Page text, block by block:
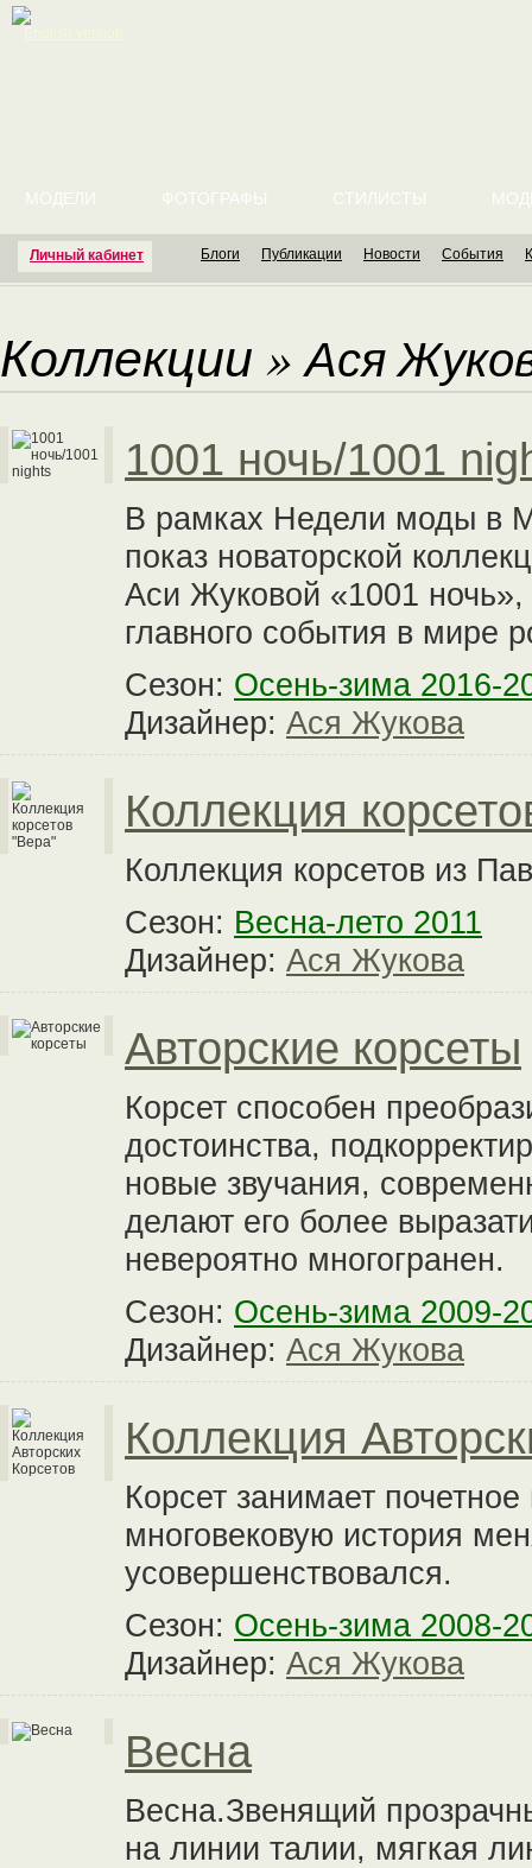
Личный кабинет
МОДЕЛИ ФОТОГРАФЫ СТИЛИСТЫ
Блоги Публикации Новости События
Коллекции »Ася
1001 ночь/1001
В рамках Недели моды в
показ новаторской
Аси Жуковой «1001
главного события в мире
Сезон: Осень-зима 2016-
Дизайнер: Ася Жукова
Коллекция
Коллекция корсетов из
Сезон: Весна-лето 2011
Дизайнер: Ася Жукова
Авторские корсеты
Корсет способен
достоинства,
новые звучания,
делают его более
невероятно многогранен.
Сезон: Осень-зима 2009-
Дизайнер: Ася Жукова
Коллекция
Корсет занимает
многовековую история
усовершенствовался.
Сезон: Осень-зима 2008-
Дизайнер: Ася Жукова
Весна
Весна.Звенящий
на линии талии, мягкая